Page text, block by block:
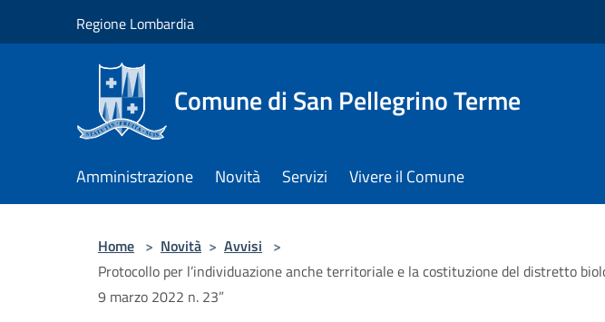
Regione Lombardia
Comune di San Pellegrino Terme
Amministrazione Novità Servizi Vivere il Comune
Home > Novità > Avvisi >
Protocollo per l’individuazione anche territoriale e la costituzione del distretto
9 marzo 2022 n. 23”